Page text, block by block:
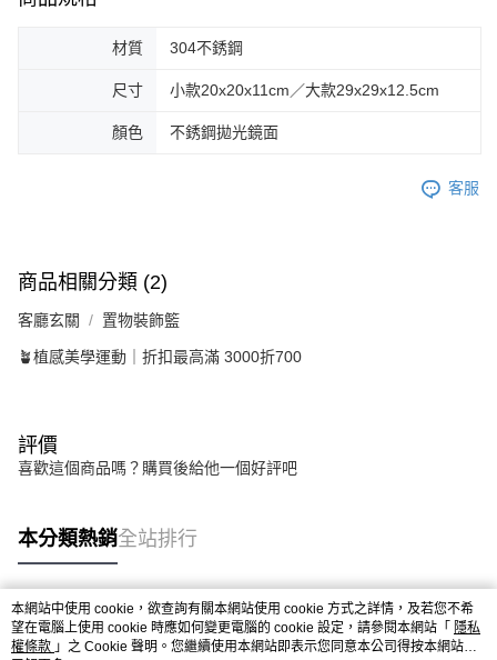
材質 304不銹鋼
尺寸 小款20x20x11cm／大款29x29x12.5cm
顏色 不銹鋼拋光鏡面
客服
商品相關分類 (2)
客廳玄關 置物裝飾籃
🪴植感美學運動｜折扣最高滿 3000折700
評價
喜歡這個商品嗎？購買後給他一個好評吧
本分類熱銷全站排行
熱門標籤
本網站中使用 cookie，欲查詢有關本網站使用 cookie 方式之詳情，及若您不希
望在電腦上使用 cookie 時應如何變更電腦的 cookie 設定，請參閱本網站「 隱私
權條款 」之 Cookie 聲明。您繼續使用本網站即表示您同意本公司得按本網站使